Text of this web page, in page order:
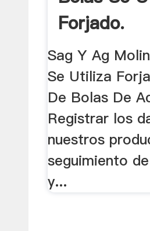
Forjado.
Sag Y Ag
Se Utiliza
De Bolas De
Registrar los
nuestros
seguimiento
y...